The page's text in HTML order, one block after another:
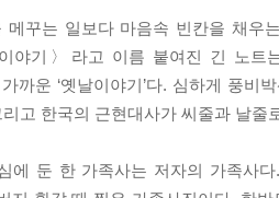
말처럼 한다. 순간 내가 놀라 묻는
. 북으로 간 큰아들의 아명이 개똥이
는데 그의 아버지 여든에 그를 낳
메꾸는 일보다 마음속 빈칸을 채
야기〉라고 이름 붙여진 긴 노트
까운 ‘옛날이야기’다. 심하게 풍비
고 한국의 근현대사가 씨줄과 날줄
에 둔 한 가족사는 저자의 가족사